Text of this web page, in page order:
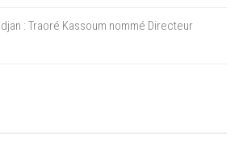
: Traoré Kassoum nommé Directeur